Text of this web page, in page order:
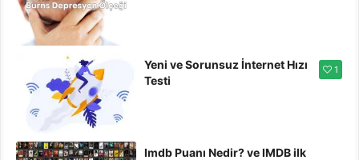
Yeni ve Sorunsuz İnternet Hızı
Testi
1
Imdb Puanı Nedir? ve IMDB ilk